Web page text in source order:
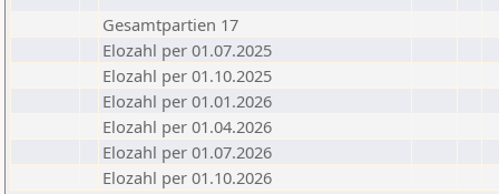
Gesamtpartien 17
Elozahl per 01.07.2025
Elozahl per 01.10.2025
Elozahl per 01.01.2026
Elozahl per 01.04.2026
Elozahl per 01.07.2026
Elozahl per 01.10.2026